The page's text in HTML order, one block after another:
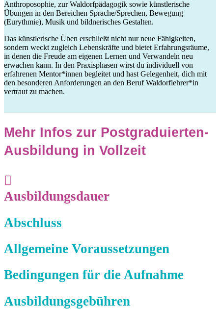
Anthroposophie, zur Waldorfpädagogik sowie künstlerische
Übungen in den Bereichen Sprache/Sprechen, Bewegung
(Eurythmie), Musik und bildnerisches Gestalten.
Das künstlerische Üben erschließt nicht nur neue Fähigkeiten,
sondern weckt zugleich Lebenskräfte und bietet Erfahrungsräume,
in denen die Freude am eigenen Lernen und Verwandeln neu
erwachen kann. In den Praxisphasen wirst du individuell von
erfahrenen Mentor*innen begleitet und hast Gelegenheit, dich mit
den besonderen Anforderungen an den Beruf Waldorflehrer*in
vertraut zu machen.
Mehr Infos zur Postgraduierten-
Ausbildung in Vollzeit
Ausbildungsdauer
Abschluss
Allgemeine Voraussetzungen
Bedingungen für die Aufnahme
Ausbildungsgebühren